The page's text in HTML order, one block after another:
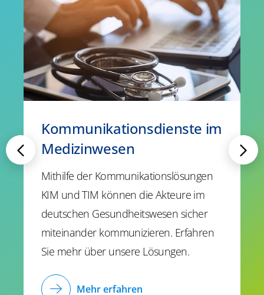
Kommunikationsdienste im
Medizinwesen
Mithilfe der Kommunikationslösungen
KIM und TIM können die Akteure im
deutschen Gesundheitswesen sicher
miteinander kommunizieren. Erfahren
Sie mehr über unsere Lösungen.
Mehr erfahren